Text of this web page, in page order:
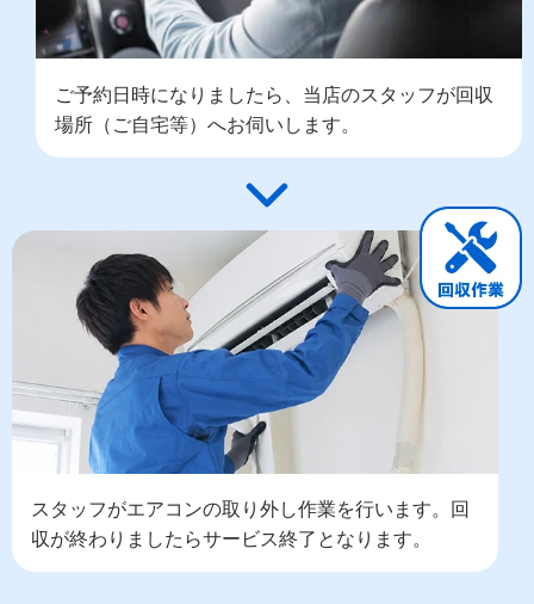
ご予約日時になりましたら、当店のスタッフが回収
場所（ご自宅等）へお伺いします。
スタッフがエアコンの取り外し作業を行います。回
収が終わりましたらサービス終了となります。